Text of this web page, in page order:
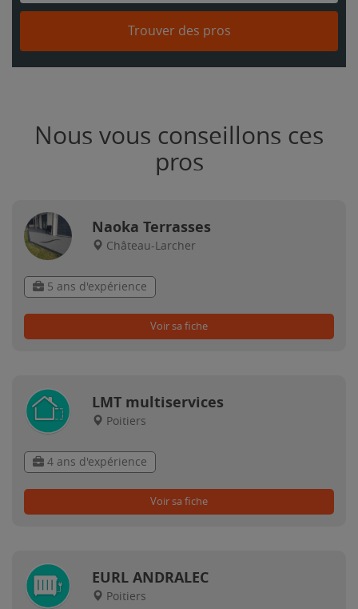
Trouver des pros
Nous vous conseillons ces
pros
Naoka Terrasses
Château-Larcher
5 ans d'expérience
Voir sa fiche
LMT multiservices
Poitiers
4 ans d'expérience
Voir sa fiche
EURL ANDRALEC
Poitiers